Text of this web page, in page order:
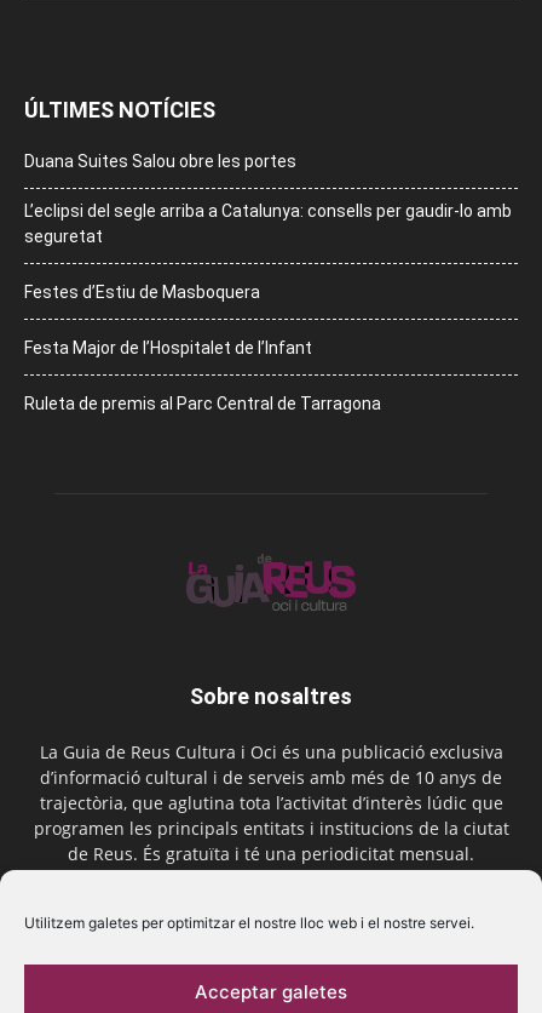
Utilitzem galetes per optimitzar el nostre lloc web i el nostre servei.
Acceptar galetes
ÚLTIMES NOTÍCIES
Duana Suites Salou obre les portes
L’eclipsi del segle arriba a Catalunya: consells per gaudir-lo amb
seguretat
Festes d’Estiu de Masboquera
Festa Major de l’Hospitalet de l’Infant
Ruleta de premis al Parc Central de Tarragona
Sobre nosaltres
La Guia de Reus Cultura i Oci és una publicació exclusiva
d’informació cultural i de serveis amb més de 10 anys de
trajectòria, que aglutina tota l’activitat d’interès lúdic que
programen les principals entitats i institucions de la ciutat
de Reus. És gratuïta i té una periodicitat mensual.
Segueix-nos